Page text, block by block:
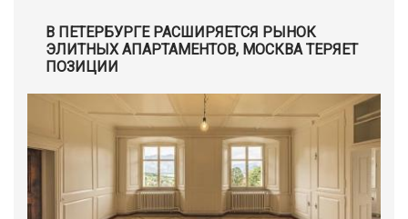
В ПЕТЕРБУРГЕ РАСШИРЯЕТСЯ РЫНОК
ЭЛИТНЫХ АПАРТАМЕНТОВ, МОСКВА ТЕРЯЕТ
ПОЗИЦИИ